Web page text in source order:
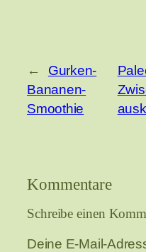
←
Gurken-
Bananen-
Smoothie
Kommentare
Schreibe einen
Deine E-Mail-